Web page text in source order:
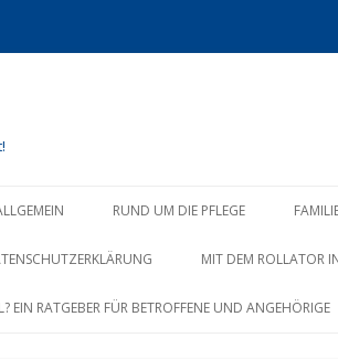
Inhalt
RUND UM DIE PFLEGE
MIT DEM ROLLATOR
EIN RATGEBER FÜR BETROFFENE UND ANGEHÖRIGE